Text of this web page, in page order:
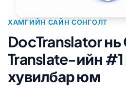
ХАМГИЙН САЙН СОНГОЛТ
DocTranslator
Translate-ийн
хувилбар юм